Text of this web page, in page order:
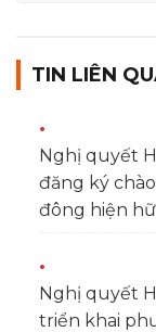
TIN LIÊN
Nghị quyết
đăng ký
đông hiện
Nghị quyết
triển khai